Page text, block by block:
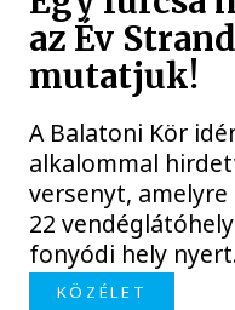
az Év
mutatjuk!
A Balatoni Kör
alkalommal
versenyt,
22
fonyódi hely
KÖZÉLET